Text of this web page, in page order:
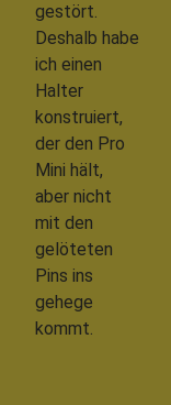
gestört.
Deshalb habe
ich einen
Halter
konstruiert,
der den Pro
Mini hält,
aber nicht
mit den
gelöteten
Pins ins
gehege
kommt.